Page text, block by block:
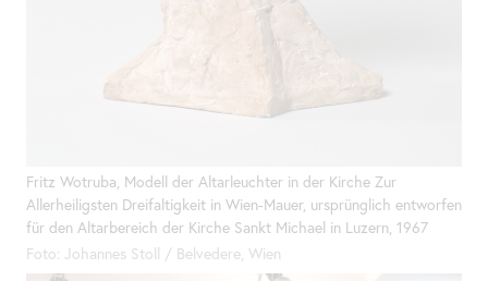
Fritz Wotruba, Modell der Altarleuchter in der Kirche Zur
Allerheiligsten Dreifaltigkeit in Wien-Mauer, ursprünglich entworfen
für den Altarbereich der Kirche Sankt Michael in Luzern, 1967
Foto: Johannes Stoll / Belvedere, Wien